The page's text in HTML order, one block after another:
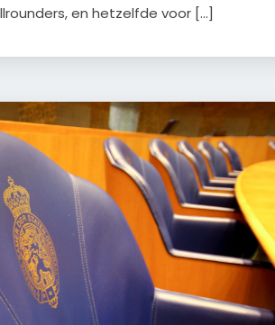
en hetzelfde voor […]